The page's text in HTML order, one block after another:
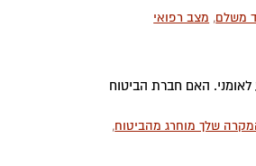
משלם, מצב רפואי
האם חברת הביטוח
שלך מוחרג מהביטוח,